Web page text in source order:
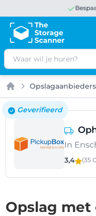
Zoeken
Home
Opslagaanbieders
Geverifieerd
In
3,4 (35
Opslag met